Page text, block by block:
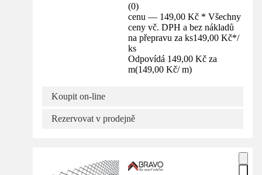
(0)
cenu — 149,00 Kč * Všechny
ceny vč. DPH a bez nákladů
na přepravu za ks149,00 Kč*/
ks
Odpovídá 149,00 Kč za
m(149,00 Kč/ m)
Koupit on-line
Rezervovat v prodejně